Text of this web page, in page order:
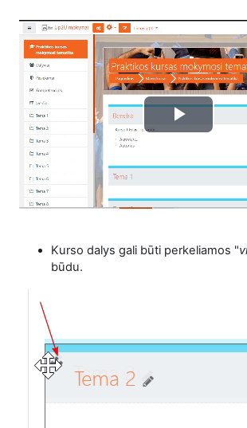
Play
Video
Kurso dalys gali būti perkeliamos "
būdu.